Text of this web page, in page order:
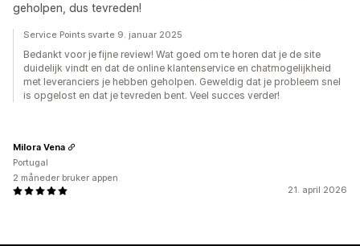
geholpen, dus tevreden!
Service Points svarte 9. januar 2025
Bedankt voor je fijne review! Wat goed om te horen dat je de site
duidelijk vindt en dat de online klantenservice en chatmogelijkheid
met leveranciers je hebben geholpen. Geweldig dat je probleem snel
is opgelost en dat je tevreden bent. Veel succes verder!
21. april 2026
Milora Vena
Portugal
2 måneder bruker appen